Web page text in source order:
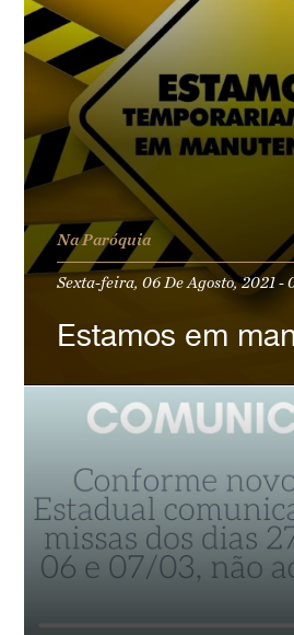
Na Paróquia
Sexta-feira, 06 De Agosto, 2021 -
Estamos em